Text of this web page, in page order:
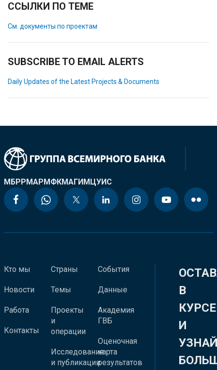
ССЫЛКИ ПО ТЕМЕ
См. документы по проектам
SUBSCRIBE TO EMAIL ALERTS
Daily Updates of the Latest Projects & Documents
МБРРМАРМФКМАГИМЦУИС
Кто мы
Новости
Работа
Контакты
Страны
Темы
Проекты
и
операции
Исследования
и публикации
События
Данные
Академия
ГВБ
Оценочная
карта
результатов
В
КУРСЕ
И